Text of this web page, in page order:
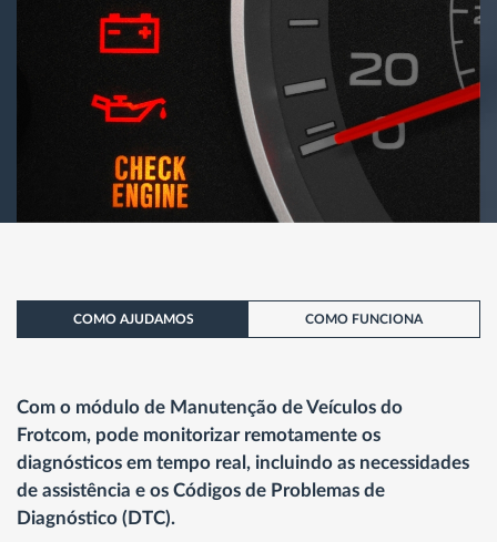
COMO AJUDAMOS COMO FUNCIONA
Com o módulo de Manutenção de Veículos do
Frotcom, pode monitorizar remotamente os
diagnósticos em tempo real, incluindo as necessidades
de assistência e os Códigos de Problemas de
Diagnóstico (DTC).